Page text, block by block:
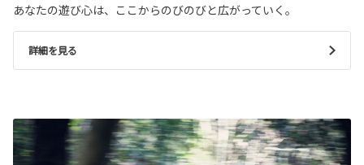
あなたの遊び心は、ここからのびのびと広がっていく。
詳細を見る